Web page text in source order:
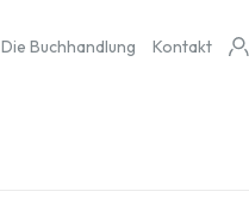
Die Buchhandlung Kontakt